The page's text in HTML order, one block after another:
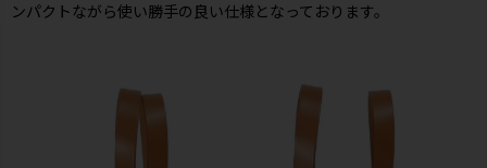
ンパクトながら使い勝手の良い仕様となっております。